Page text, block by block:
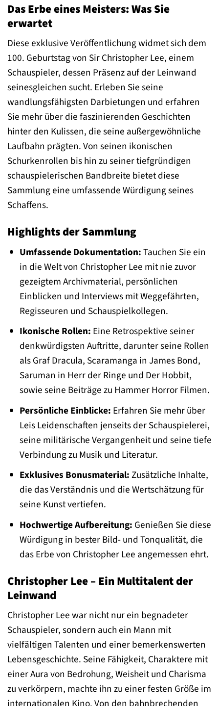
Das Erbe eines Meisters: Was Sie
erwartet
Diese exklusive Veröffentlichung widmet sich dem
100. Geburtstag von Sir Christopher Lee, einem
Schauspieler, dessen Präsenz auf der Leinwand
seinesgleichen sucht. Erleben Sie seine
wandlungsfähigsten Darbietungen und erfahren
Sie mehr über die faszinierenden Geschichten
hinter den Kulissen, die seine außergewöhnliche
Laufbahn prägten. Von seinen ikonischen
Schurkenrollen bis hin zu seiner tiefgründigen
schauspielerischen Bandbreite bietet diese
Sammlung eine umfassende Würdigung seines
Schaffens.
Highlights der Sammlung
Umfassende Dokumentation:Tauchen Sie ein
in die Welt von Christopher Lee mit nie zuvor
gezeigtem Archivmaterial, persönlichen
Einblicken und Interviews mit Weggefährten,
Regisseuren und Schauspielkollegen.
Ikonische Rollen: Eine Retrospektive seiner
denkwürdigsten Auftritte, darunter seine Rollen
als Graf Dracula, Scaramanga in James Bond,
Saruman in Herr der Ringe und Der Hobbit,
sowie seine Beiträge zu Hammer Horror Filmen.
Persönliche Einblicke: Erfahren Sie mehr über
Leis Leidenschaften jenseits der Schauspielerei,
seine militärische Vergangenheit und seine tiefe
Verbindung zu Musik und Literatur.
Exklusives Bonusmaterial:Zusätzliche Inhalte,
die das Verständnis und die Wertschätzung für
seine Kunst vertiefen.
Hochwertige Aufbereitung: Genießen Sie diese
Würdigung in bester Bild- und Tonqualität, die
das Erbe von Christopher Lee angemessen ehrt.
Christopher Lee – Ein Multitalent der
Leinwand
Christopher Lee war nicht nur ein begnadeter
Schauspieler, sondern auch ein Mann mit
vielfältigen Talenten und einer bemerkenswerten
Lebensgeschichte. Seine Fähigkeit, Charaktere mit
einer Aura von Bedrohung, Weisheit und Charisma
zu verkörpern, machte ihn zu einer festen Größe im